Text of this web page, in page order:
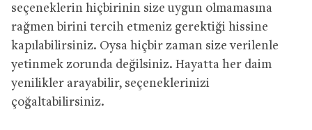
seçeneklerin hiçbirinin size uygun olmamasına
rağmen birini tercih etmeniz gerektiği hissine
kapılabilirsiniz. Oysa hiçbir zaman size verilenle
yetinmek zorunda değilsiniz. Hayatta her daim
yenilikler arayabilir, seçeneklerinizi
çoğaltabilirsiniz.